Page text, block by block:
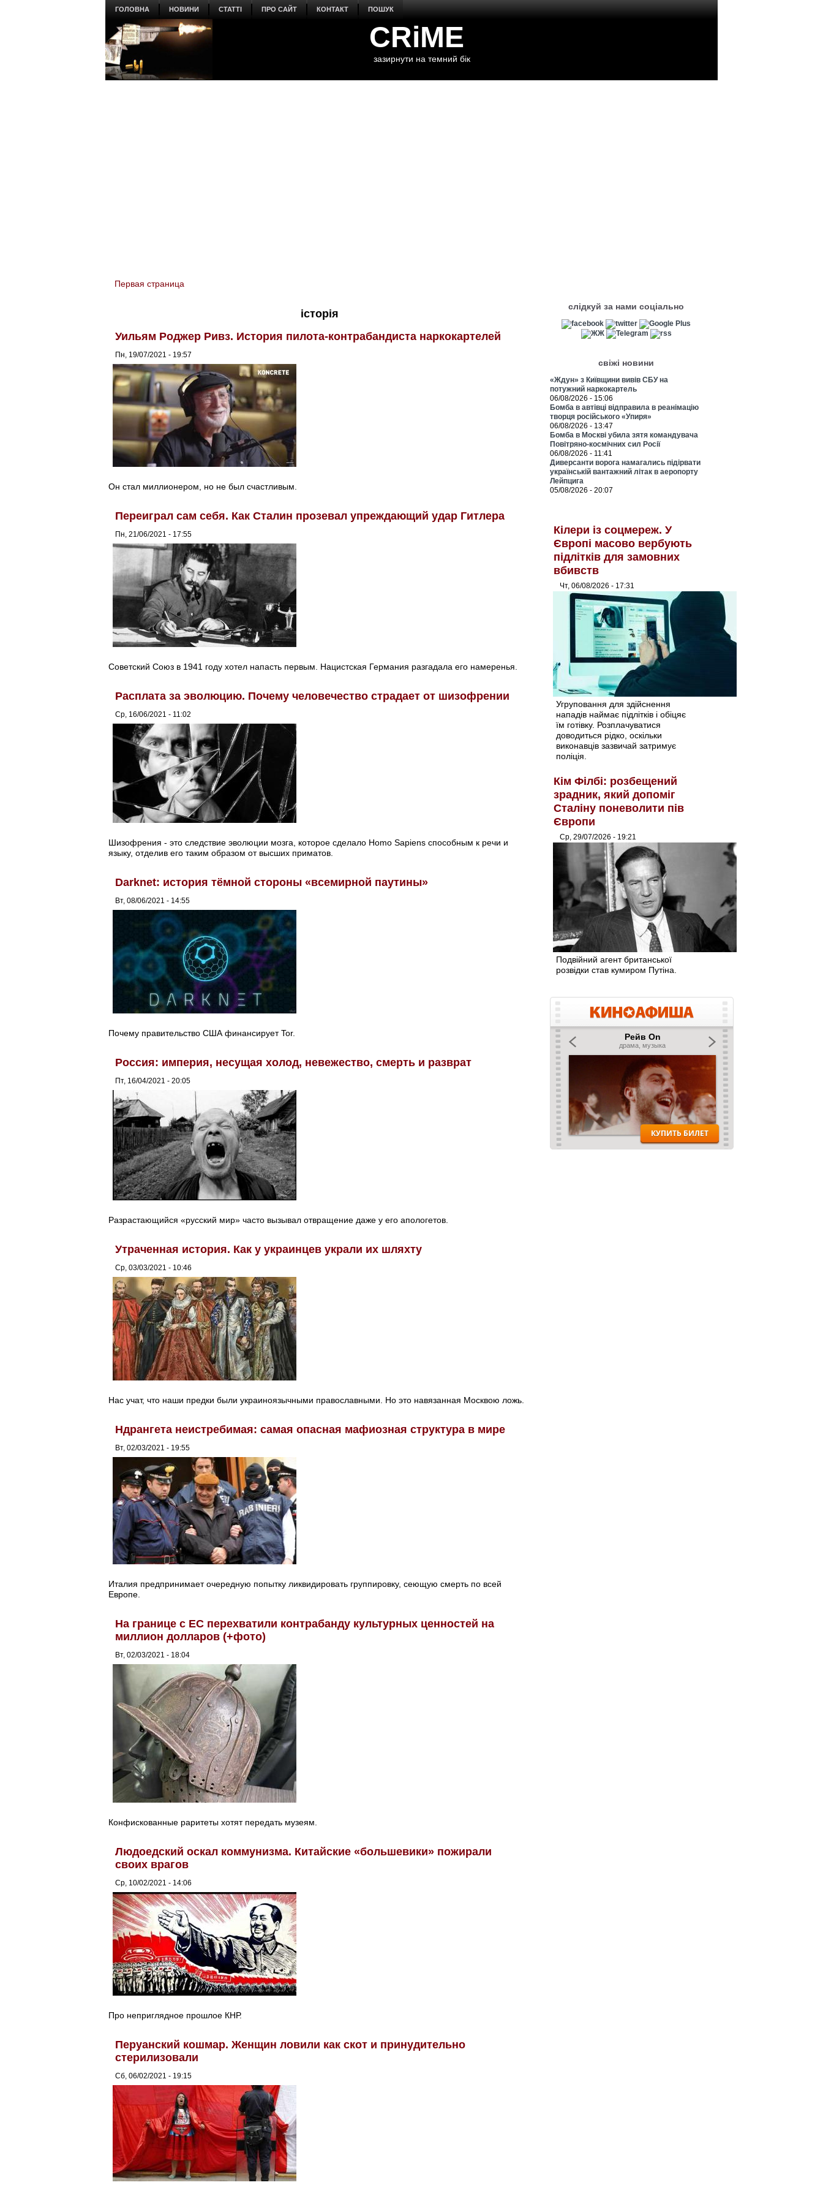
ГОЛОВНА НОВИНИ СТАТТІ ПРО САЙТ КОНТАКТ ПОШУК
CRiME
зазирнути на темний бік
You are here
Первая страница
історія
Уильям Роджер Ривз. История пилота-контрабандиста наркокартелей
Пн, 19/07/2021 - 19:57
Он стал миллионером, но не был счастливым.
Переиграл сам себя. Как Сталин прозевал упреждающий удар Гитлера
Пн, 21/06/2021 - 17:55
Советский Союз в 1941 году хотел напасть первым. Нацистская Германия разгадала его намеренья.
Расплата за эволюцию. Почему человечество страдает от шизофрении
Ср, 16/06/2021 - 11:02
Шизофрения - это следствие эволюции мозга, которое сделало Homo Sapiens способным к речи и
языку, отделив его таким образом от высших приматов.
Darknet: история тёмной стороны «всемирной паутины»
Вт, 08/06/2021 - 14:55
Почему правительство США финансирует Tor.
Россия: империя, несущая холод, невежество, смерть и разврат
Пт, 16/04/2021 - 20:05
Разрастающийся «русский мир» часто вызывал отвращение даже у его апологетов.
Утраченная история. Как у украинцев украли их шляхту
Ср, 03/03/2021 - 10:46
Нас учат, что наши предки были украиноязычными православными. Но это навязанная Москвою ложь.
Ндрангета неистребимая: самая опасная мафиозная структура в мире
Вт, 02/03/2021 - 19:55
Италия предпринимает очередную попытку ликвидировать группировку, сеющую смерть по всей
Европе.
На границе с ЕС перехватили контрабанду культурных ценностей на
миллион долларов (+фото)
Вт, 02/03/2021 - 18:04
Конфискованные раритеты хотят передать музеям.
Людоедский оскал коммунизма. Китайские «большевики» пожирали
своих врагов
Ср, 10/02/2021 - 14:06
Про неприглядное прошлое КНР.
Перуанский кошмар. Женщин ловили как скот и принудительно
стерилизовали
Сб, 06/02/2021 - 19:15
слідкуй за нами соціально
свіжі новини
«Ждун» з Київщини вивів СБУ на
потужний наркокартель
06/08/2026 - 15:06
Бомба в автівці відправила в реанімацію
творця російського «Упиря»
06/08/2026 - 13:47
Бомба в Москві убила зятя командувача
Повітряно-космічних сил Росії
06/08/2026 - 11:41
Диверсанти ворога намагались підірвати
українській вантажний літак в аеропорту
Лейпцига
05/08/2026 - 20:07
Кілери із соцмереж. У
Європі масово вербують
підлітків для замовних
вбивств
Чт, 06/08/2026 - 17:31
Угруповання для здійснення
нападів наймає підлітків і обіцяє
їм готівку. Розплачуватися
доводиться рідко, оскільки
виконавців зазвичай затримує
поліція.
Кім Філбі: розбещений
зрадник, який допоміг
Сталіну поневолити пів
Європи
Ср, 29/07/2026 - 19:21
Подвійний агент британської
розвідки став кумиром Путіна.